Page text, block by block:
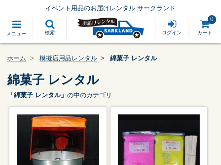
メニュー 検索
イベント用品のお届けレンタル サークランド
ログイン カート
0
ホーム 模擬店用品レンタル 綿菓子 レンタル
綿菓子 レンタル
「綿菓子 レンタル」 の中のカテゴリ